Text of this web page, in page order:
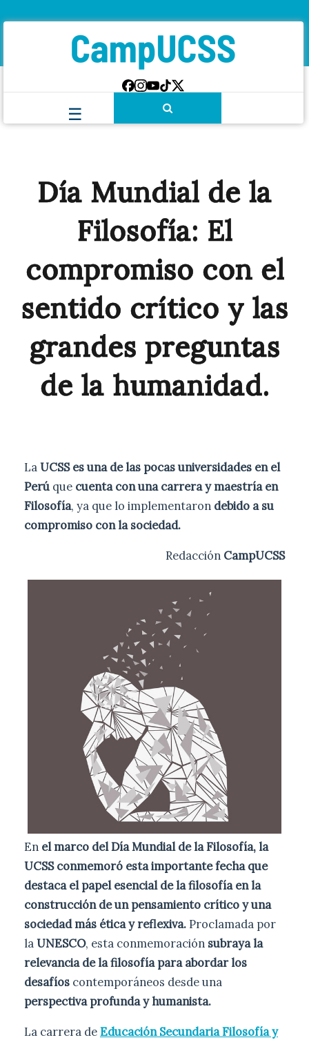
Día Mundial de la
Filosofía: El
compromiso con el
sentido crítico y las
grandes preguntas
de la humanidad.
LaUCSS es una de las pocas universidades en el
Perú que cuenta con una carrera y maestría en
Filosofía, ya que lo implementaron debido a su
compromiso con la sociedad.
Redacción CampUCSS
En el marco del Día Mundial de la Filosofía, la
UCSS conmemoró esta importante fecha que
destaca el papel esencial de la filosofía en la
construcción de un pensamiento crítico y una
sociedad más ética y reflexiva. Proclamada por
laUNESCO, esta conmemoración subraya la
relevancia de la filosofía para abordar los
desafíos contemporáneos desde una
perspectiva profunda y humanista.
La carrera deEducación Secundaria Filosofía y